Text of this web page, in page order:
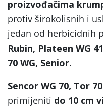
proizvođačima
protiv širokolisnih i
jedan od herbicidnih
Rubin, Plateen WG
70 WG, Senior.
Sencor WG 70, Tor
primijeniti do 10 cm